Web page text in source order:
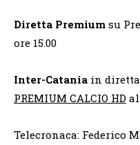
Diretta Premium su
ore 15.00
Inter-Catania in diretta
PREMIUM CALCIO HD
Telecronaca: Federico